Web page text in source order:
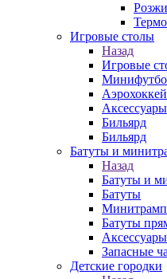
Игровые столы
Назад
Игровые
Аэрохоккей
Бильяpд
Бильяpд
Батуты и
Назад
Батуты и
Батуты
Батуты
Аксессуары
Запасные
Детские городки